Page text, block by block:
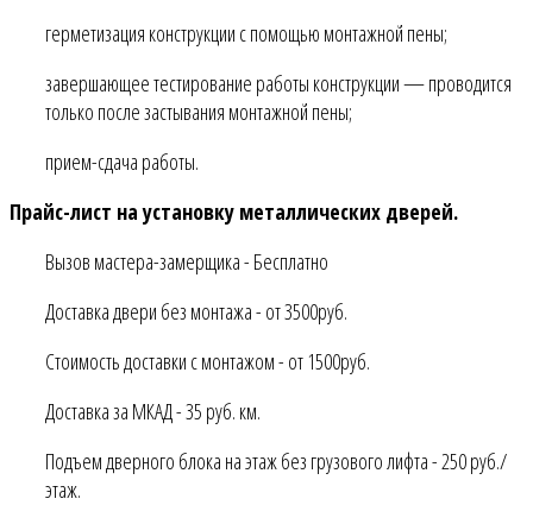
герметизация конструкции с помощью монтажной пены;
завершающее тестирование работы конструкции — проводится
только после застывания монтажной пены;
прием-сдача работы.
Прайс-лист на установку металлических дверей.
Вызов мастера-замерщика - Бесплатно
Доставка двери без монтажа - от 3500руб.
Стоимость доставки с монтажом - от 1500руб.
Доставка за МКАД - 35 руб. км.
Подъем дверного блока на этаж без грузового лифта - 250 руб./
этаж.